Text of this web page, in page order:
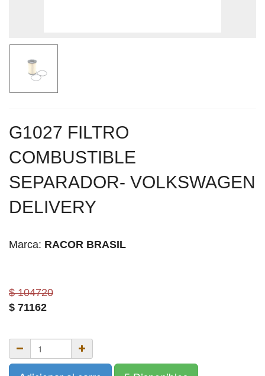
G1027 FILTRO
COMBUSTIBLE
SEPARADOR- VOLKSWAGEN
DELIVERY
Marca: RACOR BRASIL
$ 104720
$ 71162